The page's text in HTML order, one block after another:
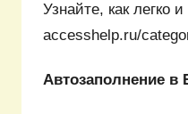
Узнайте, как легко
accesshelp.ru/
Автозаполнение в